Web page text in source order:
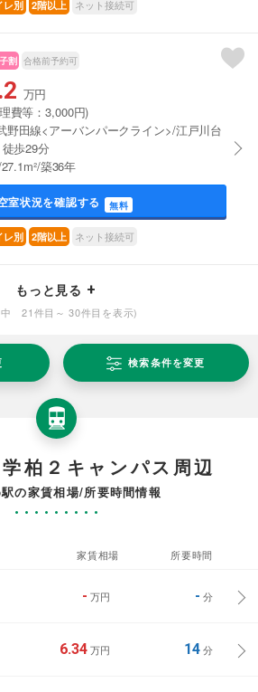
レ別 2階以上 ネット接続可
割 合格前予約可
万円
費等：3,000円)
野田線<アーバンパークライン>/江戸川台
歩29分
築36年
室状況を確認する 無料
レ別 2階以上 ネット接続可
もっと見る
21件目～ 30件目を表示)
検索条件を変更
柏２キャンパス周辺
の家賃相場/所要時間情報
家賃相場 所要時間
- 万円 - 分
6.34 万円 14分